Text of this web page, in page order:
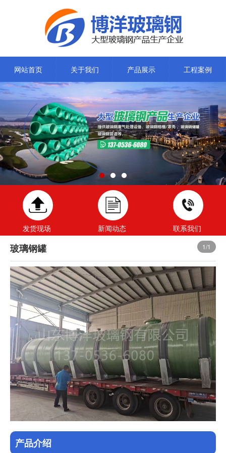
网站首页 关于我们 产品展示 工程案例
发货现场 新闻动态 联系我们
1/1
玻璃钢罐
产品介绍